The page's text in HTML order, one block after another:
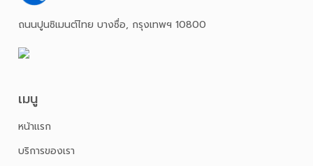
ถนนปูนซิเมนต์ไทย บางซื่อ, กรุงเทพฯ 10800
เมนู
หน้าเเรก
บริการของเรา